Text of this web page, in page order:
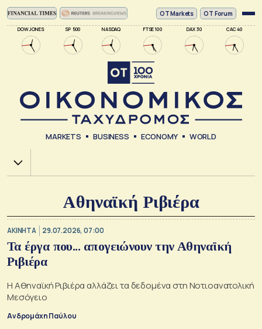
DOW JONES SP 500 NASDAQ FTSE 100 DAX 30 CAC 40
ΟΤ Markets OT Forum
MARKETS BUSINESS ECONOMY WORLD
Χ.Α.
Αθηναϊκή Ριβιέρα
ΑΚΙΝΗΤΑ 29.07.2026, 07:00
Τα έργα που... απογειώνουν την Αθηναϊκή
Ριβιέρα
Η Αθηναϊκή Ριβιέρα αλλάζει τα δεδομένα στη Νοτιοανατολική
Μεσόγειο
Ανδρομάχη Παύλου